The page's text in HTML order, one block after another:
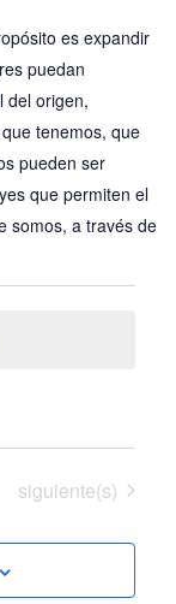
es expandir
puedan
del origen,
tenemos, que
pueden ser
que permiten el
somos, a través de
Eventos
siguiente(s)